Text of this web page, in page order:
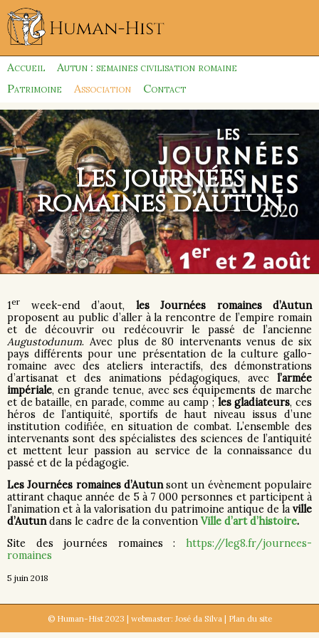
Accueil
Autun : semaines civilisation romaine
Patrimoine
Association Contact
Les journées
romaines d’Autun
1er week-end d’aout, les Journées romaines d’Autun
proposent au public d’aller à la rencontre de l’empire romain
et de découvrir ou redécouvrir le passé de l’ancienne
Augustodunum. Avec plus de 80 intervenants venus de six
pays différents pour une présentation de la culture gallo-
romaine avec des ateliers interactifs, des démonstrations
d’artisanat et des animations pédagogiques, avec l’armée
impériale, en grande tenue, avec ses équipements de marche
et de bataille, en parade, comme au camp ; les gladiateurs, ces
héros de l’antiquité, sportifs de haut niveau issus d’une
institution codifiée, en situation de combat. L’ensemble des
intervenants sont des spécialistes des sciences de l’antiquité
et mettent leur passion au service de la connaissance du
passé et de la pédagogie.
Les Journées romaines d’Autunsont un évènement populaire
attirant chaque année de 5 à 7 000 personnes et participent à
l’animation et à la valorisation du patrimoine antique de la ville
d’Autundans le cadre de la convention Ville d’art d’histoire.
Site des journées romaines : https://leg8.fr/journees-
romaines
5 juin 2018
© Human-Hist 2023 | webmaster: José da Silva| Plan du site